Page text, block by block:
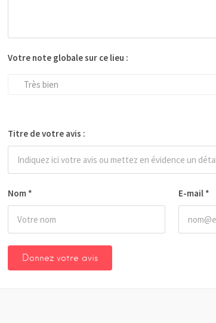
Nom * E-mail *
Votre note globale sur ce lieu :
Très bien
Titre de votre avis :